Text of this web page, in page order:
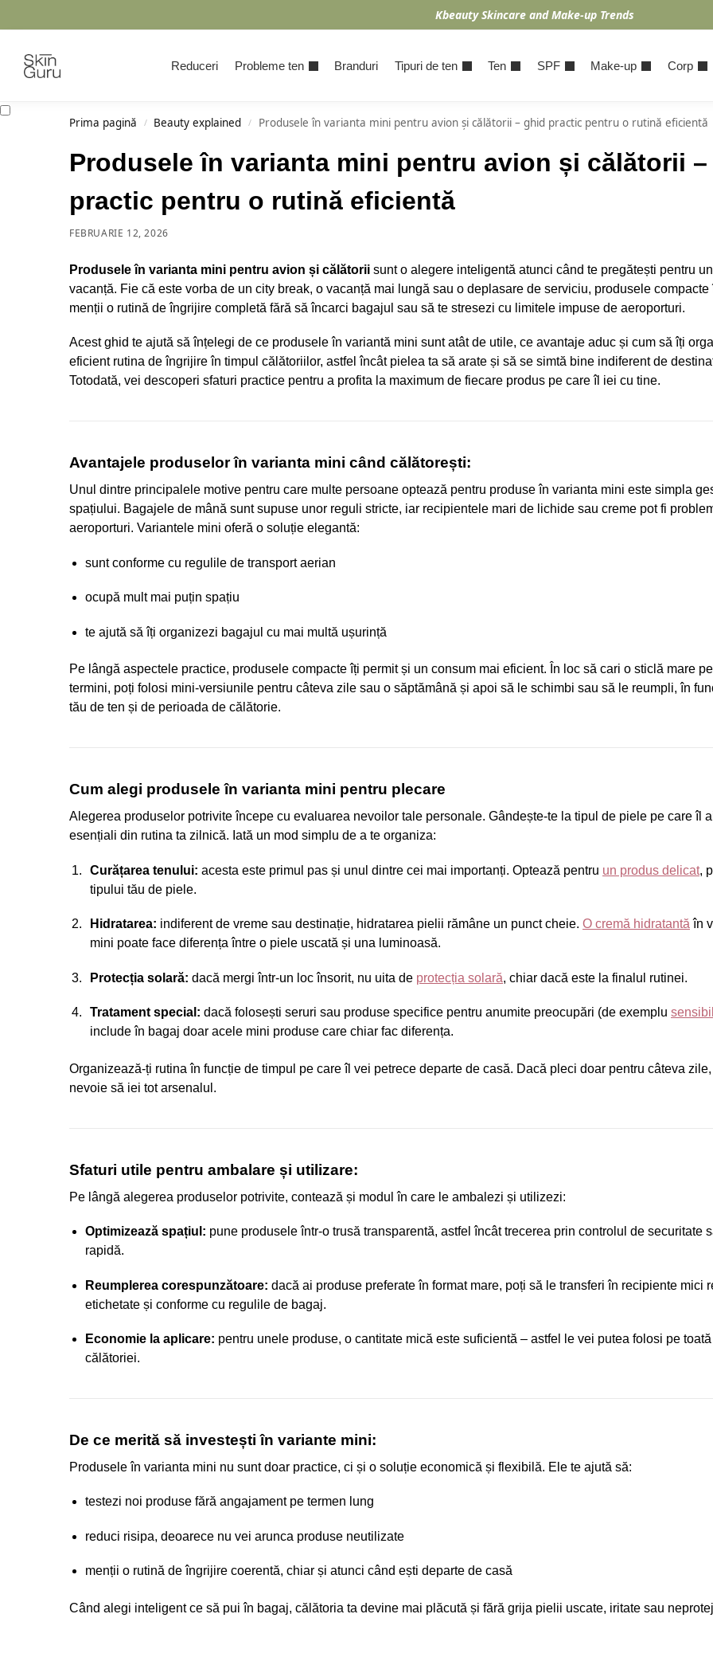
Kbeauty Skincare and Make-up Trends
Reduceri Probleme ten Branduri Tipuri de ten Ten SPF Make-up Corp
Prima pagină / Beauty explained / Produsele în varianta mini pentru avion și călătorii – ghid practic pentru o rutină eficientă
Produsele în varianta mini pentru avion și călătorii
practic pentru o rutină eficientă
FEBRUARIE 12, 2026
Produsele în varianta mini pentru avion și călătorii sunt o alegere inteligentă atunci când te pregătești pentru
vacanță. Fie că este vorba de un city break, o vacanță mai lungă sau o deplasare de serviciu, produsele compacte
menții o rutină de îngrijire completă fără să încarci bagajul sau să te stresezi cu limitele impuse de aeroporturi.
Acest ghid te ajută să înțelegi de ce produsele în variantă mini sunt atât de utile, ce avantaje aduc și cum să îți
eficient rutina de îngrijire în timpul călătoriilor, astfel încât pielea ta să arate și să se simtă bine indiferent de
Totodată, vei descoperi sfaturi practice pentru a profita la maximum de fiecare produs pe care îl iei cu tine.
Avantajele produselor în varianta mini când călătorești:
Unul dintre principalele motive pentru care multe persoane optează pentru produse în varianta mini este simpla
spațiului. Bagajele de mână sunt supuse unor reguli stricte, iar recipientele mari de lichide sau creme pot fi
aeroporturi. Variantele mini oferă o soluție elegantă:
sunt conforme cu regulile de transport aerian
ocupă mult mai puțin spațiu
te ajută să îți organizezi bagajul cu mai multă ușurință
Pe lângă aspectele practice, produsele compacte îți permit și un consum mai eficient. În loc să cari o sticlă mare
termini, poți folosi mini-versiunile pentru câteva zile sau o săptămână și apoi să le schimbi sau să le reumpli, în
tău de ten și de perioada de călătorie.
Cum alegi produsele în varianta mini pentru plecare
Alegerea produselor potrivite începe cu evaluarea nevoilor tale personale. Gândește-te la tipul de piele pe care îl
esențiali din rutina ta zilnică. Iată un mod simplu de a te organiza:
Curățarea tenului: acesta este primul pas și unul dintre cei mai importanți. Optează pentru un produs delicat,
tipului tău de piele.
Hidratarea: indiferent de vreme sau destinație, hidratarea pielii rămâne un punct cheie. O cremă hidratantă în
mini poate face diferența între o piele uscată și una luminoasă.
Protecția solară: dacă mergi într-un loc însorit, nu uita de protecția solară, chiar dacă este la finalul rutinei.
Tratament special: dacă folosești seruri sau produse specifice pentru anumite preocupări (de exemplu
include în bagaj doar acele mini produse care chiar fac diferența.
Organizează-ți rutina în funcție de timpul pe care îl vei petrece departe de casă. Dacă pleci doar pentru câteva
nevoie să iei tot arsenalul.
Sfaturi utile pentru ambalare și utilizare:
Pe lângă alegerea produselor potrivite, contează și modul în care le ambalezi și utilizezi:
Optimizează spațiul: pune produsele într-o trusă transparentă, astfel încât trecerea prin controlul de securitate
rapidă.
Reumplerea corespunzătoare: dacă ai produse preferate în format mare, poți să le transferi în recipiente mici
etichetate și conforme cu regulile de bagaj.
Economie la aplicare: pentru unele produse, o cantitate mică este suficientă – astfel le vei putea folosi pe
călătoriei.
De ce merită să investești în variante mini:
Produsele în varianta mini nu sunt doar practice, ci și o soluție economică și flexibilă. Ele te ajută să:
testezi noi produse fără angajament pe termen lung
reduci risipa, deoarece nu vei arunca produse neutilizate
menții o rutină de îngrijire coerentă, chiar și atunci când ești departe de casă
Când alegi inteligent ce să pui în bagaj, călătoria ta devine mai plăcută și fără grija pielii uscate, iritate sau